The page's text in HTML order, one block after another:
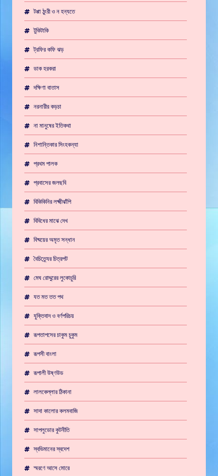
টপ্পা ঠুংরী ও ন হন্যতে
টুকিটাকি
ট্রফির কফি ঝড়
ডাক হরকরা
দক্ষিণা বাতাস
নরনারীর কড়চা
না মানুষের ইতিকথা
নিশান্তিকার সিংহকন্যা
প্রথম পালক
প্রবাসের জলছবি
বিকিকিনির লক্ষ্মীঝাঁপি
বিবিধের মাঝে দেখ
বিষ্ময়ের অমৃত সন্ধান
বৈচিত্র্যের চিত্রপট
মেঘ রোদ্দুরের লুকোচুরি
যত মত তত পথ
যুক্তিবাদ ও বর্ণপরিচয়
রূপতাপসের চাকুম চুকুম
রূপসী বাংলা
রূপালী উষ্ণউড
লালকেল্লার ঠিকানা
সাদা কালোর কলমবাজি
সাপলুডোর কুটনীতি
স্বভিমানের স্বদেশ
স্মরণে আসে মোরে